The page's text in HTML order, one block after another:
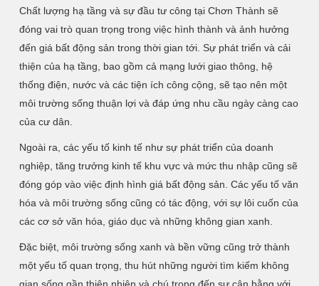
Chất lượng hạ tầng và sự đầu tư công tại Chơn Thành sẽ
đóng vai trò quan trọng trong việc hình thành và ảnh hưởng
đến giá bất động sản trong thời gian tới. Sự phát triển và cải
thiện của hạ tầng, bao gồm cả mạng lưới giao thông, hệ
thống điện, nước và các tiện ích công cộng, sẽ tạo nên một
môi trường sống thuận lợi và đáp ứng nhu cầu ngày càng cao
của cư dân.
Ngoài ra, các yếu tố kinh tế như sự phát triển của doanh
nghiệp, tăng trưởng kinh tế khu vực và mức thu nhập cũng sẽ
đóng góp vào việc định hình giá bất động sản. Các yếu tố văn
hóa và môi trường sống cũng có tác động, với sự lôi cuốn của
các cơ sở văn hóa, giáo dục và những không gian xanh.
Đặc biệt, môi trường sống xanh và bền vững cũng trở thành
một yếu tố quan trọng, thu hút những người tìm kiếm không